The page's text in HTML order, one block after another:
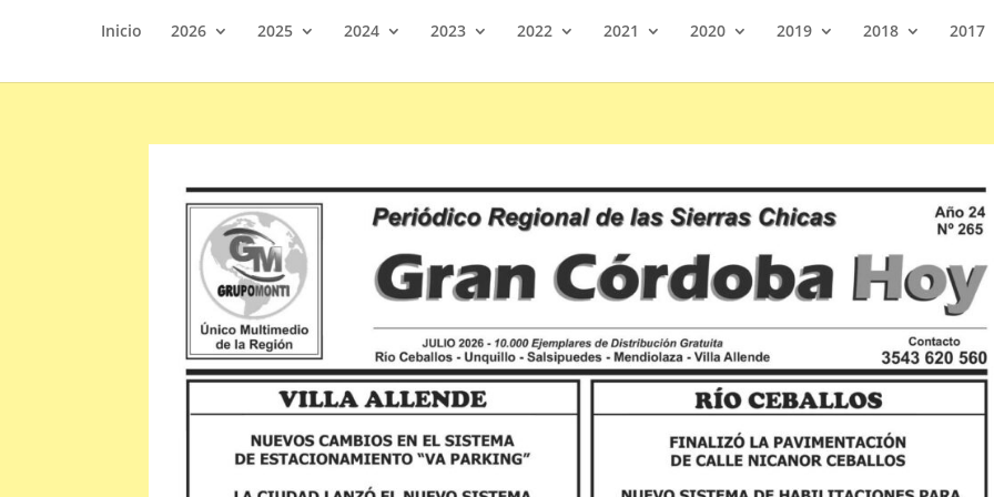
Inicio 2026 2025 2024 2023 2022 2021 2020 2019 2018 2017